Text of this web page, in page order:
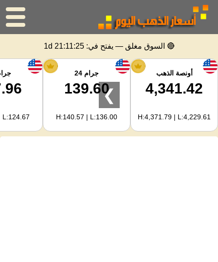
الرئيسية
سعر الذهب
اسعار الفضه
حاسبة الذهب
🔴 السوق مغلق — يفتح في: 1d 21:11:25
أونصة الذهب
4,341.42
H:4,371.79 | L:4,229.61
جرام 24
139.60
H:140.57 | L:136.00
L:124.67
❯